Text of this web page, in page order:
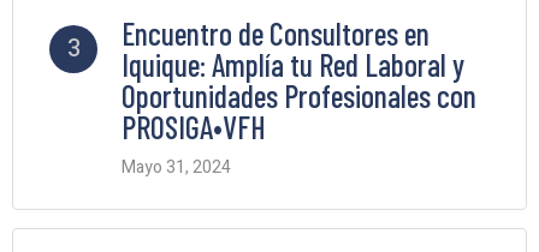
3
Encuentro de Consultores en
Iquique: Amplía tu Red Laboral y
Oportunidades Profesionales con
PROSIGA•VFH
Mayo 31, 2024